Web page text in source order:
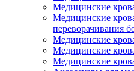
Медицинские
Медицинские
переворачивания
Медицинские
Медицинские
Медицинские